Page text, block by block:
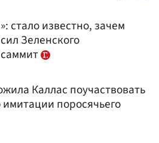
стало известно, зачем
Зеленского
Каллас поучаствовать
поросячьего